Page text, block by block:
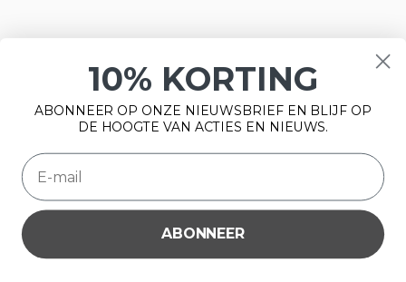
© Copyright 2026 Bonsai Plaza
Wij slaan cookies op om onze website te verbeteren. Is dat
akkoord?
Ja Nee
10% KORTING
ABONNEER OP ONZE NIEUWSBRIEF EN BLIJF OP
DE HOOGTE VAN ACTIES EN NIEUWS.
ABONNEER